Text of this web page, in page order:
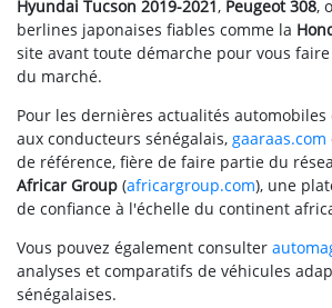
Hyundai Tucson 2019-2021, Peugeot 308,
berlines japonaises fiables comme la
site avant toute démarche pour vous
du marché.
Pour les dernières actualités automobiles
aux conducteurs sénégalais, gaaraas.com
de référence, fière de faire partie du
Africar Group (africargroup.com), une
de confiance à l'échelle du continent
Vous pouvez également consulter
analyses et comparatifs de véhicules
sénégalaises.